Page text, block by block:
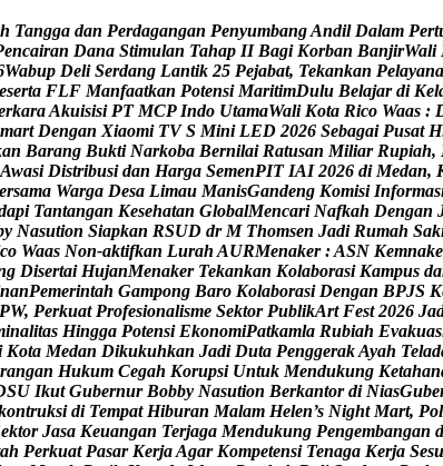
h Tangga dan Perdagangan PenyumbangAndil Dalam Pert
encairan Dana Stimulan Tahap II Bagi Korban BanjirWali
Wabup Deli Serdang Lantik 25 Pejabat, Tekankan Pelayana
eserta FLF Manfaatkan Potensi MaritimDulu Belajar di Kel
rkaraAkuisisi PT MCP Indo UtamaWali Kota Rico Waas :
mart Dengan Xiaomi TV S Mini LED 2026 Sebagai Pusat H
an Barang Bukti Narkoba Bernilai Ratusan Miliar Rupiah,
Awasi Distribusi dan Harga SemenPIT IAI 2026 di Medan,
ersama Warga Desa Limau ManisGandeng Komisi Informas
api Tantangan Kesehatan GlobalMencari Nafkah Dengan
y Nasution Siapkan RSUD dr M Thomsen Jadi Rumah Sak
co Waas Non-aktifkan Lurah AURMenaker :ASN Kemnake
g Disertai HujanMenaker Tekankan Kolaborasi Kampus da
nanPemerintah Gampong Baro Kolaborasi Dengan BPJS K
PW, Perkuat Profesionalisme Sektor PublikArt Fest 2026 Ja
inalitas Hingga Potensi EkonomiPatkamla Rubiah Evakuas
Kota Medan Dikukuhkan Jadi Duta PenggerakAyah Telad
rangan Hukum Cegah Korupsi Untuk Mendukung Ketahan
SU Ikut Gubernur Bobby Nasution Berkantor di NiasGube
ontruksi di Tempat Hiburan Malam Helen’s Night Mart, Pol
ektor Jasa Keuangan Terjaga Mendukung Pengembangan d
ah Perkuat Pasar KerjaAgar Kompetensi Tenaga Kerja Sesu